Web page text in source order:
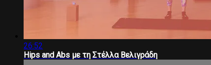
26:52
Hips and Abs με τη Στέλλα Βελιγράδη